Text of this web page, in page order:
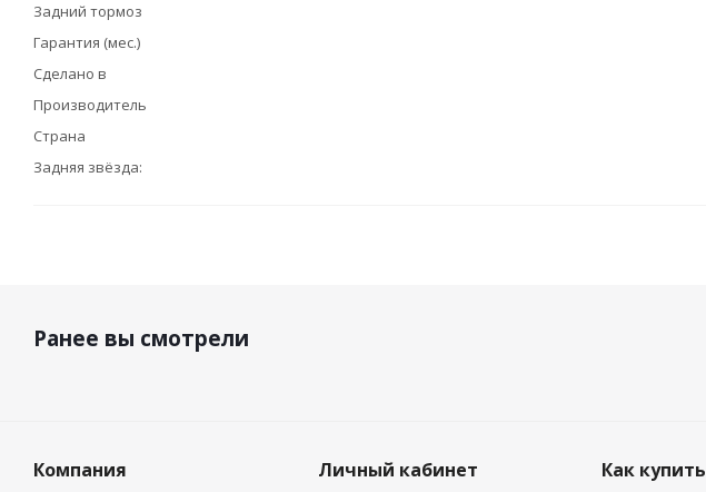
Задний тормоз
Гарантия (мес.)
Сделано в
Производитель
Страна
Задняя звёзда:
Ранее вы смотрели
Компания Личный кабинет Как купить